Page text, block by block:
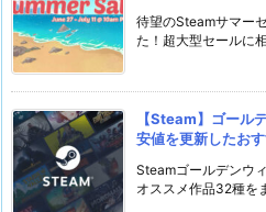
待望のSteamサマー
た！超大型セールに
【Steam】ゴール
安値を更新したお
Steamゴールデンウ
オススメ作品32種を